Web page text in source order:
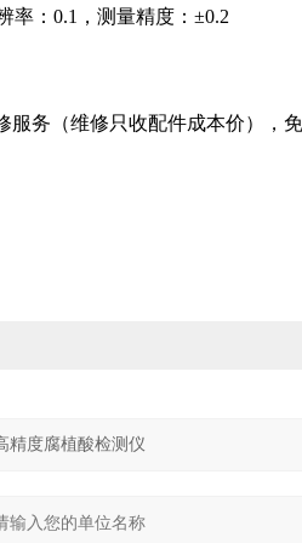
率： 0.1， 测量精度：±0.2
服务（维修只收配件成本价），